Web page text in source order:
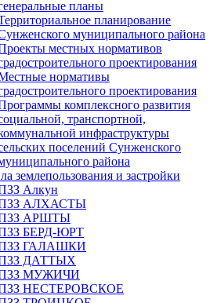
планы
планирование
муниципального района
местных нормативов
проектирования
нормативы
проектирования
комплексного развития
транспортной,
инфраструктуры
поселений Сунженского
района
землепользования и застройки
Алкун
АЛХАСТЫ
АРШТЫ
БЕРД-ЮРТ
ГАЛАШКИ
ДАТТЫХ
МУЖИЧИ
НЕСТЕРОВСКОЕ